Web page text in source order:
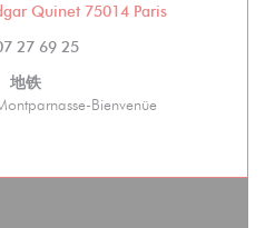
Quinet 75014 Paris((在新窗口中打
27 69 25
地铁
Bienvenüe